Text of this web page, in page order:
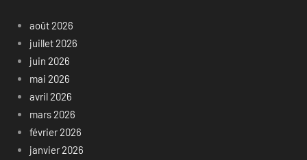
août 2026
juillet 2026
juin 2026
mai 2026
avril 2026
mars 2026
février 2026
janvier 2026